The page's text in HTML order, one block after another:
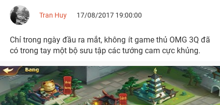
Tran Huy 17/08/2017 19:00:00
Chỉ trong ngày đầu ra mắt, không ít game thủ OMG 3Q đã
có trong tay một bộ sưu tập các tướng cam cực khủng.